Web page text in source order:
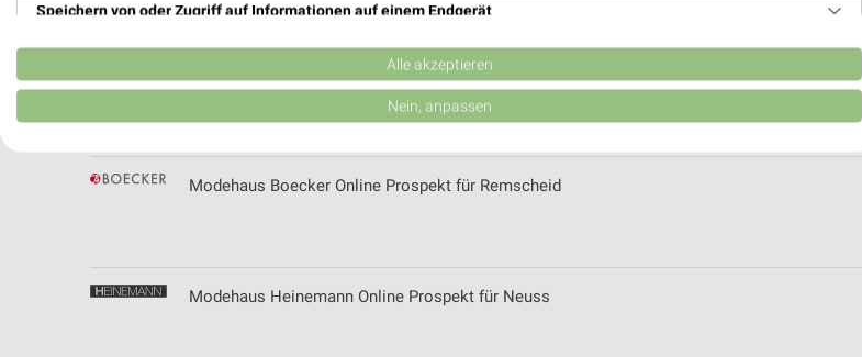
Mobau Erft Bauzentrum Filialen & Öffnungszeiten für Frechen
Modehaus Boecker Online Prospekt für Remscheid
Modehaus Heinemann Online Prospekt für Neuss
Speichern von oder Zugriff auf Informationen auf einem Endgerät
Verwendung reduzierter Daten zur Auswahl von Werbeanzeigen
Erstellung von Profilen für personalisierte Werbung
Erstellung von Profilen zur Personalisierung von Inhalten
Messung der Werbeleistung
Alle akzeptieren
Nein, anpassen